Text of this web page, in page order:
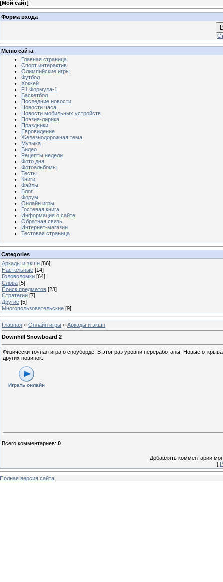
[Мой сайт]
Форма входа
Меню сайта
Главная страница
Спорт интерактив
Олимпийские игры
Футбол
Хоккей
F1 Формула-1
Баскетбол
Последние новости
Новости часа
Новости мобильных устройств
Поэзия-лирика
Праздники
Евровидение
Железнодорожная тема
Музыка
Видео
Рецепты недели
Фото дня
Фотоальбомы
Тесты
Книги
Файлы
Блог
Форум
Онлайн игры
Гостевая книга
Информация о сайте
Обратная связь
Интернет-магазин
Тестовая страница
Categories
Аркады и экшн [86]
Настольные [14]
Головоломки [64]
Слова [5]
Поиск предметов [23]
Стратегии [7]
Другие [5]
Многопользовательские [9]
Главная » Онлайн игры » Аркады и экшн
Downhill Snowboard 2
Физически точная игра о сноуборде. В этот раз уровни переработаны. Новые
других новинок.
Играть онлайн
Всего комментариев: 0
Добавлять комментарии
[
Полная версия сайта